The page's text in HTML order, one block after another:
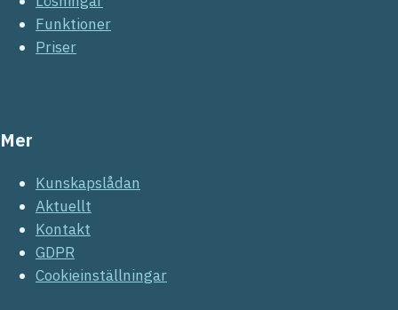
Funktioner
Priser
Mer
Kunskapslådan
Aktuellt
Kontakt
GDPR
Cookieinställningar